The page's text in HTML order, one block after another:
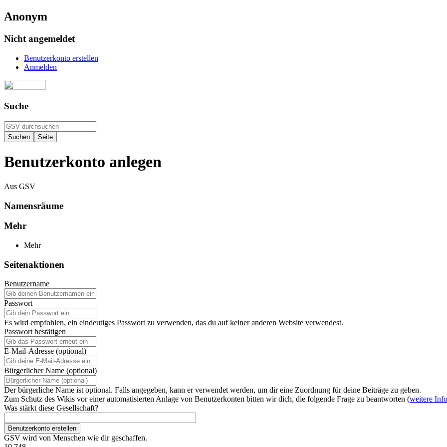
Anonym
Nicht angemeldet
Benutzerkonto erstellen
Anmelden
Suche
Benutzerkonto anlegen
Aus GSV
Namensräume
Mehr
Mehr
Seitenaktionen
Benutzername
Passwort
Es wird empfohlen, ein eindeutiges Passwort zu verwenden, das du auf keiner anderen Website verwendest.
Passwort bestätigen
E-Mail-Adresse (optional)
Bürgerlicher Name (optional)
Der bürgerliche Name ist optional. Falls angegeben, kann er verwendet werden, um dir eine Zuordnung für deine Beiträge zu geben.
Zum Schutz des Wikis vor einer automatisierten Anlage von Benutzerkonten bitten wir dich, die folgende Frage zu beantworten (weitere
Was stärkt diese Gesellschaft?
Benutzerkonto erstellen
GSV wird von Menschen wie dir geschaffen.